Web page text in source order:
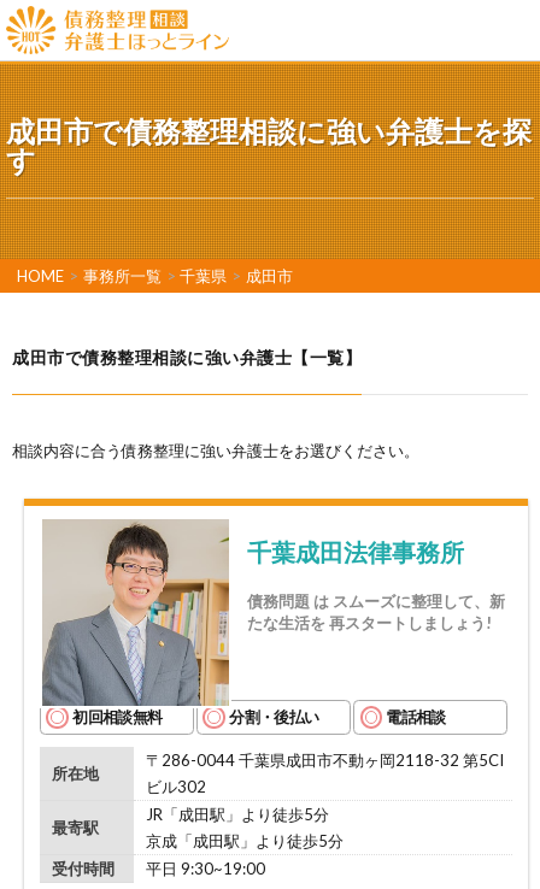
成田市で債務整理相談に強い弁護士を探
す
HOME > 事務所一覧 > 千葉県 > 成田市
成田市で債務整理相談に強い弁護士【一覧】
相談内容に合う債務整理に強い弁護士をお選びください。
千葉成田法律事務所
債務問題 は スムーズに整理して、新
たな生活を 再スタートしましょう!
初回相談無料 分割・後払い 電話相談
所在地
〒286-0044 千葉県成田市不動ヶ岡2118-32 第5CI
ビル302
最寄駅
JR「成田駅」より徒歩5分
京成「成田駅」より徒歩5分
受付時間
平日 9:30~19:00